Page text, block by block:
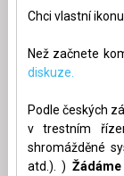
Chci vlastní
Než začnete
diskuze.
Podle českých
v trestním
shromážděné
atd.). )